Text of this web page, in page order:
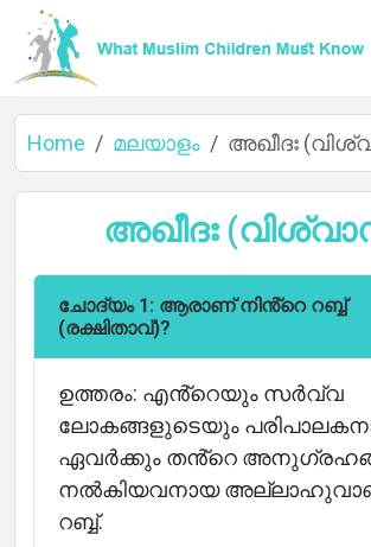
Home മലയാളം അഖീദഃ
അഖീദഃ
ചോദ്യം 1: ആരാണ് നിൻ്റെ റബ്ബ്
(രക്ഷിതാവ്)?
ഉത്തരം: എൻ്റെയും സർവ്വ
ലോകങ്ങളുടെയും
ഏവർക്കും തൻ്റെ
നൽകിയവനായ
റബ്ബ്.